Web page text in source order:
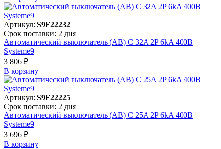
Артикул: S9F22232
Срок поставки: 2 дня
Автоматический выключатель (АВ) C 32A 2P 6kA 400В
Systeme9
3 806 ₽
В корзинy
Артикул: S9F22225
Срок поставки: 2 дня
Автоматический выключатель (АВ) C 25A 2P 6kA 400В
Systeme9
3 696 ₽
В корзинy